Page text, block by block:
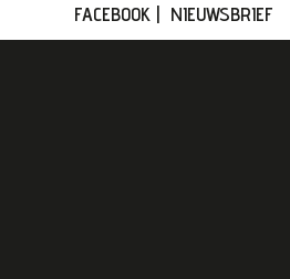
FACEBOOK | NIEUWSBRIEF